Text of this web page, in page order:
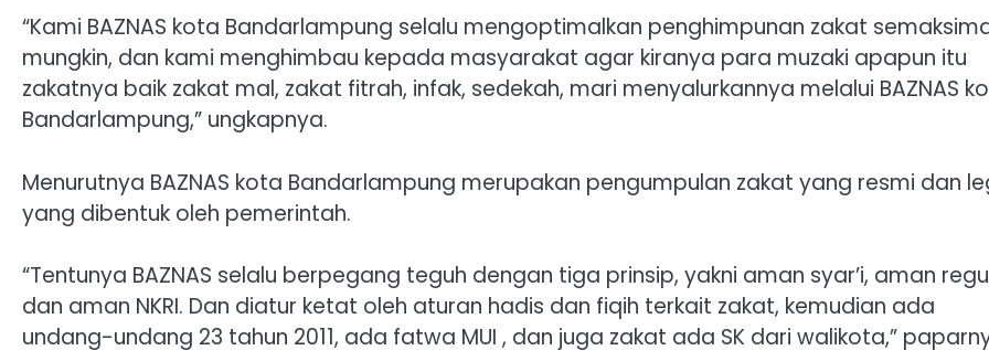
“Kami BAZNAS kota Bandarlampung selalu mengoptimalkan penghimpunan zakat
mungkin, dan kami menghimbau kepada masyarakat agar kiranya para muzaki apapun itu
zakatnya baik zakat mal, zakat fitrah, infak, sedekah, mari menyalurkannya melalui BAZNAS
Bandarlampung,” ungkapnya.
Menurutnya BAZNAS kota Bandarlampung merupakan pengumpulan zakat yang resmi dan
yang dibentuk oleh pemerintah.
“Tentunya BAZNAS selalu berpegang teguh dengan tiga prinsip, yakni aman syar’i, aman
dan aman NKRI. Dan diatur ketat oleh aturan hadis dan fiqih terkait zakat, kemudian ada
undang-undang 23 tahun 2011, ada fatwa MUI , dan juga zakat ada SK dari walikota,”